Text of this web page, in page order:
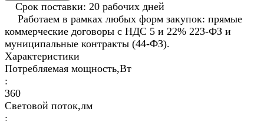
Срок поставки: 20 рабочих дней
Работаем в рамках любых форм закупок: прямые
коммерческие договоры с НДС 5 и 22% 223-ФЗ и
муниципальные контракты (44-ФЗ).
Характеристики
Потребляемая мощность,Вт
:
360
Световой поток,лм
: